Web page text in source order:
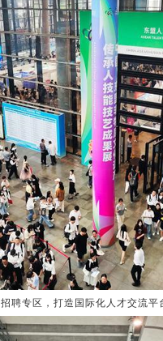
聘专区，打造国际化人才交流平